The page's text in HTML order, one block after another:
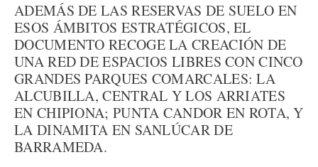
ADEMÁS DE LAS RESERVAS DE SUELO EN
ESOS ÁMBITOS ESTRATÉGICOS, EL
DOCUMENTO RECOGE LA CREACIÓN DE
UNA RED DE ESPACIOS LIBRES CON CINCO
GRANDES PARQUES COMARCALES: LA
ALCUBILLA, CENTRAL Y LOS ARRIATES
EN CHIPIONA; PUNTA CANDOR EN ROTA, Y
LA DINAMITA EN SANLÚCAR DE
BARRAMEDA.